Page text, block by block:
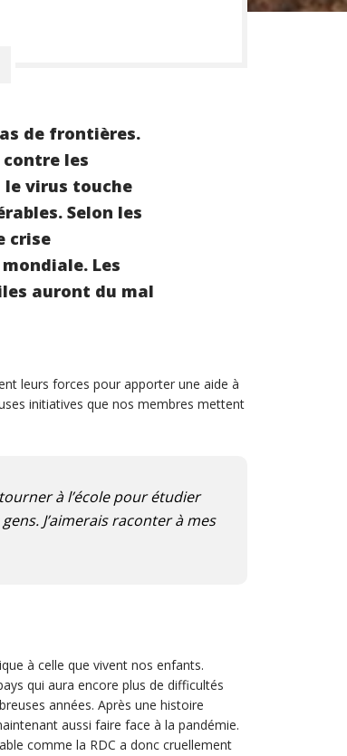
de frontières.
les
le virus touche
Selon les
crise
Les
auront du mal
leurs forces pour apporter une aide à
initiatives que nos membres mettent
à l’école pour étudier
J’aimerais raconter à mes
à celle que vivent nos enfants.
qui aura encore plus de difficultés
années. Après une histoire
aussi faire face à la pandémie.
comme la RDC a donc cruellement